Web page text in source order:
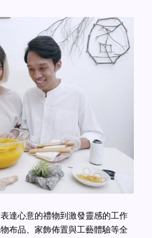
達心意的禮物到激發靈感的工作
布品、家飾佈置與工藝體驗等全